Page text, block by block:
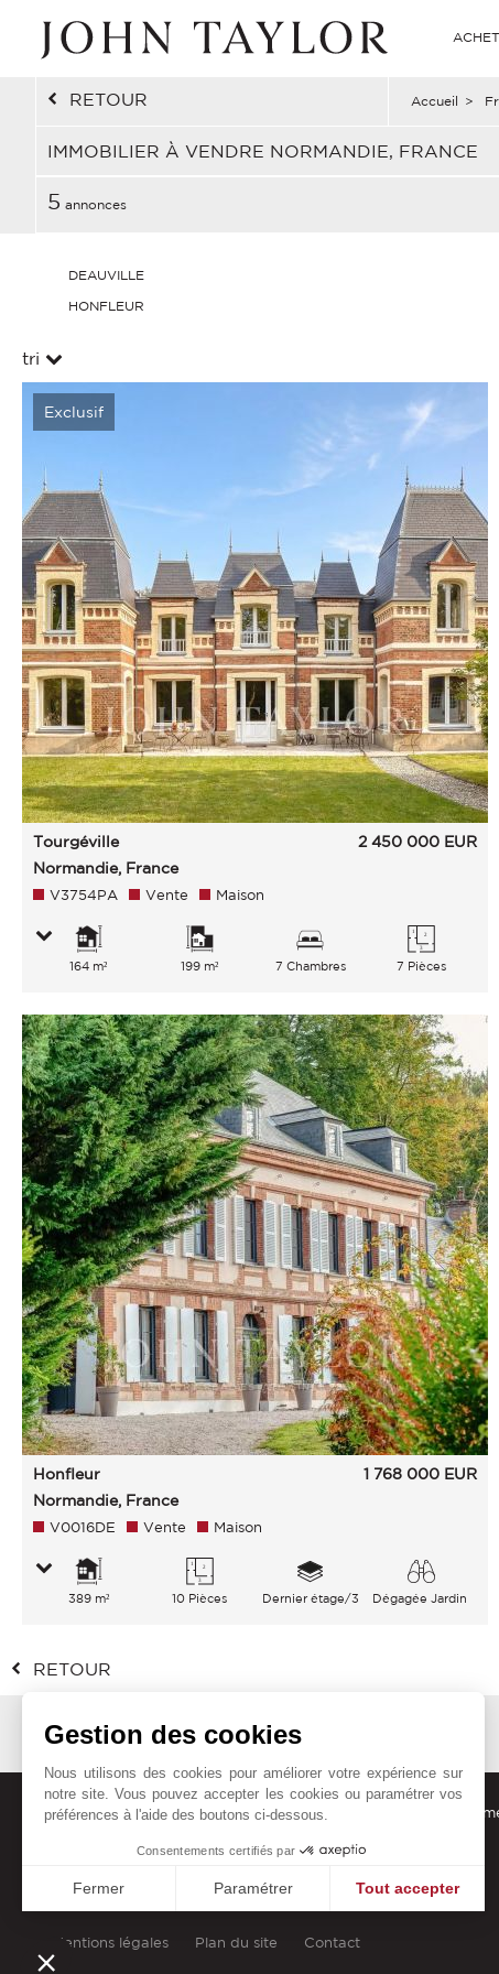
RETOUR Accueil >
IMMOBILIER À VENDRE NORMANDIE, FRANCE
5 annonces
DEAUVILLE
HONFLEUR
tri
Exclusif
Tourgéville
Normandie, France
2 450 000 EUR
V3754PA Vente Maison
164 m² 199 m² 7 Chambres 7 Pièces
Honfleur
Normandie, France
1 768 000 EUR
V0016DE Vente Maison
389 m² 10 Pièces Dernier étage/3 Dégagée Jardin
RETOUR
Recevez nos dernières offres, tendances et actualités
Mentions légales Plan du site Contact
Gestion des cookies
Nous utilisons des cookies pour améliorer votre expérience sur
notre site. Vous pouvez accepter les cookies ou paramétrer vos
préférences à l'aide des boutons ci-dessous.
Consentements certifiés par
Fermer Paramétrer Tout accepter
Notre plateforme vous permet d'adapter et de gérer vos